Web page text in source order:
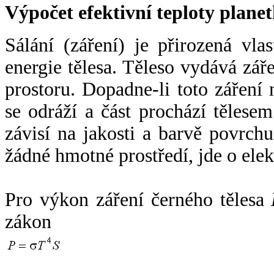
Výpočet efektivní teploty
Sálání (záření) je přirozená
energie tělesa. Těleso vydává
prostoru. Dopadne-li toto záření
se odráží a část prochází
závisí na jakosti a barvě
žádné hmotné prostředí, jde o
Pro výkon záření černého tělesa
zákon